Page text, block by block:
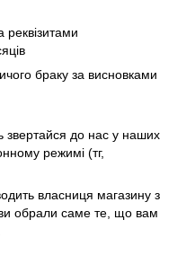
реквізитами
браку за висновками
звертайся до нас у наших
режимі (тг,
власниця магазину з
обрали саме те, що вам